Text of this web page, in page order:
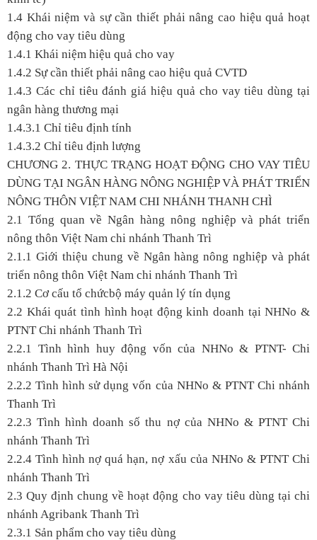
1.4 Khái niệm và sự cần thiết phải nâng cao hiệu quả hoạt
động cho vay tiêu dùng
1.4.1 Khái niệm hiệu quả cho vay
1.4.2 Sự cần thiết phải nâng cao hiệu quả CVTD
1.4.3 Các chỉ tiêu đánh giá hiệu quả cho vay tiêu dùng tại
ngân hàng thương mại
1.4.3.1 Chỉ tiêu định tính
1.4.3.2 Chỉ tiêu định lượng
CHƯƠNG 2. THỰC TRẠNG HOẠT ĐỘNG CHO VAY TIÊU
DÙNG TẠI NGÂN HÀNG NÔNG NGHIỆP VÀ PHÁT TRIỂN
NÔNG THÔN VIỆT NAM CHI NHÁNH THANH CHÌ
2.1 Tổng quan về Ngân hàng nông nghiệp và phát triển
nông thôn Việt Nam chi nhánh Thanh Trì
2.1.1 Giới thiệu chung về Ngân hàng nông nghiệp và phát
triển nông thôn Việt Nam chi nhánh Thanh Trì
2.1.2 Cơ cấu tổ chứcbộ máy quản lý tín dụng
2.2 Khái quát tình hình hoạt động kinh doanh tại NHNo &
PTNT Chi nhánh Thanh Trì
2.2.1 Tình hình huy động vốn của NHNo & PTNT- Chi
nhánh Thanh Trì Hà Nội
2.2.2 Tình hình sử dụng vốn của NHNo & PTNT Chi nhánh
Thanh Trì
2.2.3 Tình hình doanh số thu nợ của NHNo & PTNT Chi
nhánh Thanh Trì
2.2.4 Tình hình nợ quá hạn, nợ xấu của NHNo & PTNT Chi
nhánh Thanh Trì
2.3 Quy định chung về hoạt động cho vay tiêu dùng tại chi
nhánh Agribank Thanh Trì
2.3.1 Sản phẩm cho vay tiêu dùng